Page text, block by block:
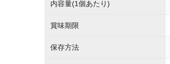
内容量(1個あたり)
賞味期限
保存方法